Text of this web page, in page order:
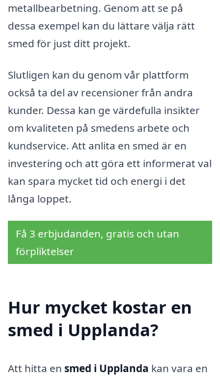
metallbearbetning. Genom att se på
dessa exempel kan du lättare välja rätt
smed för just ditt projekt.
Slutligen kan du genom vår plattform
också ta del av recensioner från andra
kunder. Dessa kan ge värdefulla insikter
om kvaliteten på smedens arbete och
kundservice. Att anlita en smed är en
investering och att göra ett informerat val
kan spara mycket tid och energi i det
långa loppet.
Få 3 erbjudanden, gratis och utan
förpliktelser
Hur mycket kostar en
smed i Upplanda?
Att hitta en smed i Upplanda kan vara en